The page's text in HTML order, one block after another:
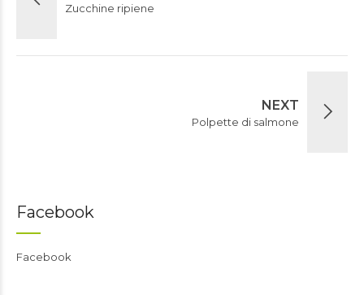
Zucchine ripiene
NEXT
Polpette di salmone
Facebook
Facebook